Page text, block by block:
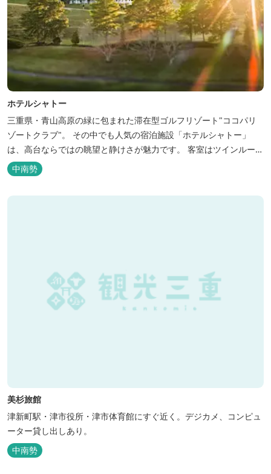
ホテルシャトー
三重県・青山高原の緑に包まれた滞在型ゴルフリゾート"ココパリ
ゾートクラブ"。 その中でも人気の宿泊施設「ホテルシャトー」
は、高台ならではの眺望と静けさが魅力です。 客室はツインルーム
から4〜6名で泊まれる和洋室まで幅広く、旅のスタイルに合わせて
選べます。 天然温泉の大浴場・露天風呂、ロウリュ式サウナで体を
中南勢
美杉旅館
津新町駅・津市役所・津市体育館にすぐ近く。デジカメ、コンピュ
ーター貸し出しあり。
中南勢